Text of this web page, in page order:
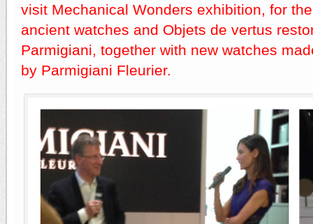
visit Mechanical Wonders exhibition, for
ancient watches and Objets de vertus
Parmigiani, together with new watches
by Parmigiani Fleurier.